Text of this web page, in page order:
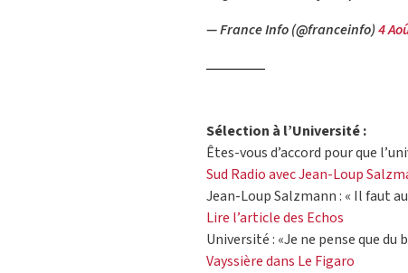
— France Info (@franceinfo)4
Sélection à l’Université :
Êtes-vous d’accord pour que
Sud Radio avec Jean-Loup
Jean-Loup Salzmann : « Il faut
Lire l’article des Echos
Université : «Je ne pense que du
Vayssière dans Le Figaro